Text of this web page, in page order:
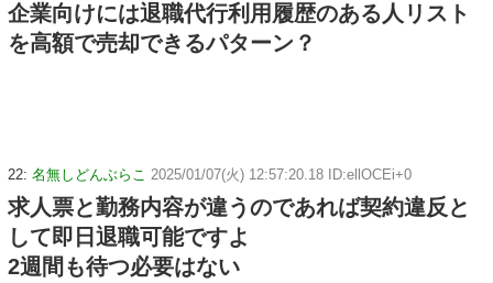
企業向けには退職代行利用履歴のある人リスト
を高額で売却できるパターン？
22: 名無しどんぶらこ 2025/01/07(火) 12:57:20.18 ID:ellOCEi+0
求人票と勤務内容が違うのであれば契約違反と
して即日退職可能ですよ
2週間も待つ必要はない